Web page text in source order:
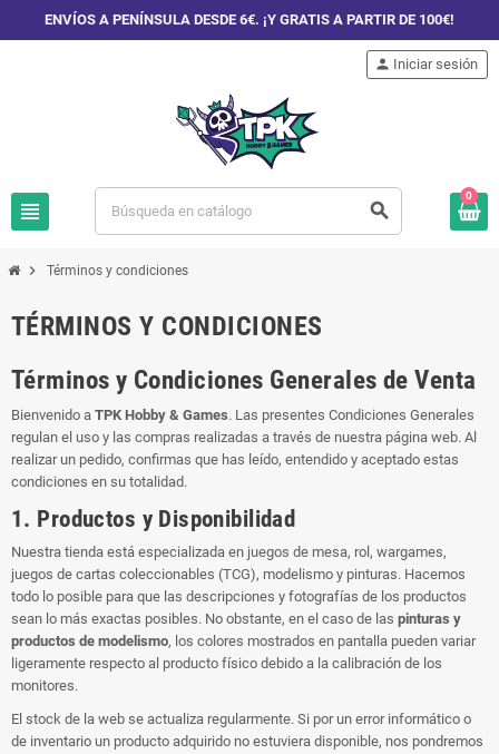
ENVÍOS A PENÍNSULA DESDE 6€. ¡Y GRATIS A PARTIR DE 100€!
view_headline search
person Iniciar sesión
0
chevron_right Términos y condiciones
TÉRMINOS Y CONDICIONES
Términos y Condiciones Generales de Venta
Bienvenido a TPK Hobby & Games. Las presentes Condiciones Generales
regulan el uso y las compras realizadas a través de nuestra página web. Al
realizar un pedido, confirmas que has leído, entendido y aceptado estas
condiciones en su totalidad.
1. Productos y Disponibilidad
Nuestra tienda está especializada en juegos de mesa, rol, wargames,
juegos de cartas coleccionables (TCG), modelismo y pinturas. Hacemos
todo lo posible para que las descripciones y fotografías de los productos
sean lo más exactas posibles. No obstante, en el caso de las pinturas y
productos de modelismo, los colores mostrados en pantalla pueden variar
ligeramente respecto al producto físico debido a la calibración de los
monitores.
El stock de la web se actualiza regularmente. Si por un error informático o
de inventario un producto adquirido no estuviera disponible, nos pondremos